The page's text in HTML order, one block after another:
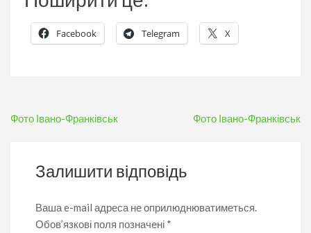
Facebook Telegram X
Навігація
Фото Івано-Франківськ Фото Івано-Франківськ
Залишити відповідь
Ваша e-mail адреса не оприлюднюватиметься.
Обов’язкові поля позначені *